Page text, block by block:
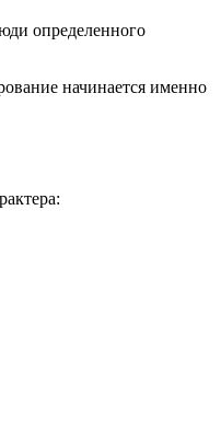
определенного
начинается именно